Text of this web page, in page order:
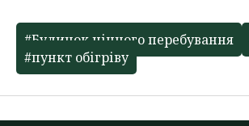
#Будинок нічного перебування
#пункт обігріву